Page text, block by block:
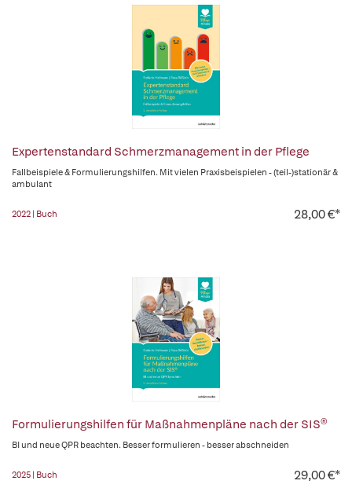
Expertenstandard Schmerzmanagement in der Pflege
Fallbeispiele & Formulierungshilfen. Mit vielen Praxisbeispielen - (teil-)stationär &
ambulant
2022 | Buch 28,00 €*
Formulierungshilfen für Maßnahmenpläne nach der SIS®
BI und neue QPR beachten. Besser formulieren - besser abschneiden
2025 | Buch 29,00 €*